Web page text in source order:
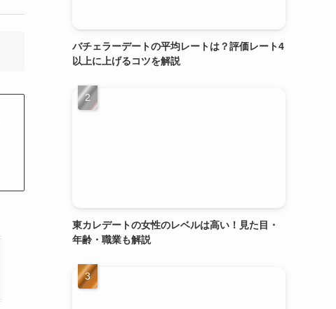
バチェラーデートの平均レートは？評価レート4
以上に上げるコツを解説
東カレデートの女性のレベルは高い！見た目・
年齢・職業も解説